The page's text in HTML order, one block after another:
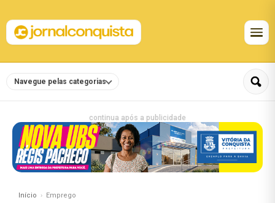
Navegue pelas categorias
continua após a publicidade
Início Emprego